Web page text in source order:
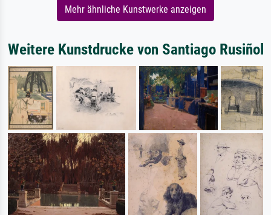
Mehr ähnliche Kunstwerke anzeigen
Weitere Kunstdrucke von Santiago Rusiñol